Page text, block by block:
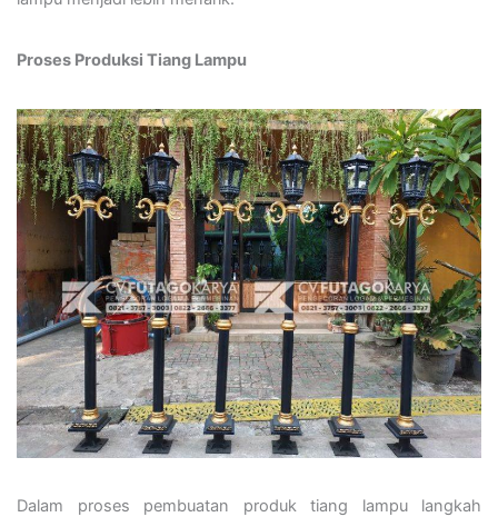
Proses Produksi Tiang Lampu
Dalam proses pembuatan produk tiang lampu langkah